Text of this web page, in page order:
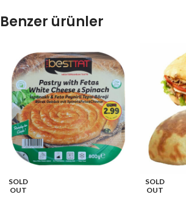
Benzer ürünler
SOLD
OUT
SOLD
OUT